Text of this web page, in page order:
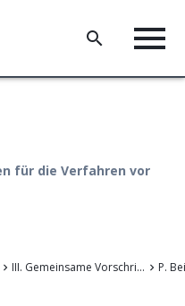
für die Verfahren vor
III. Gemeinsame Vorschriften für die Verfahren vor dem EPA P.